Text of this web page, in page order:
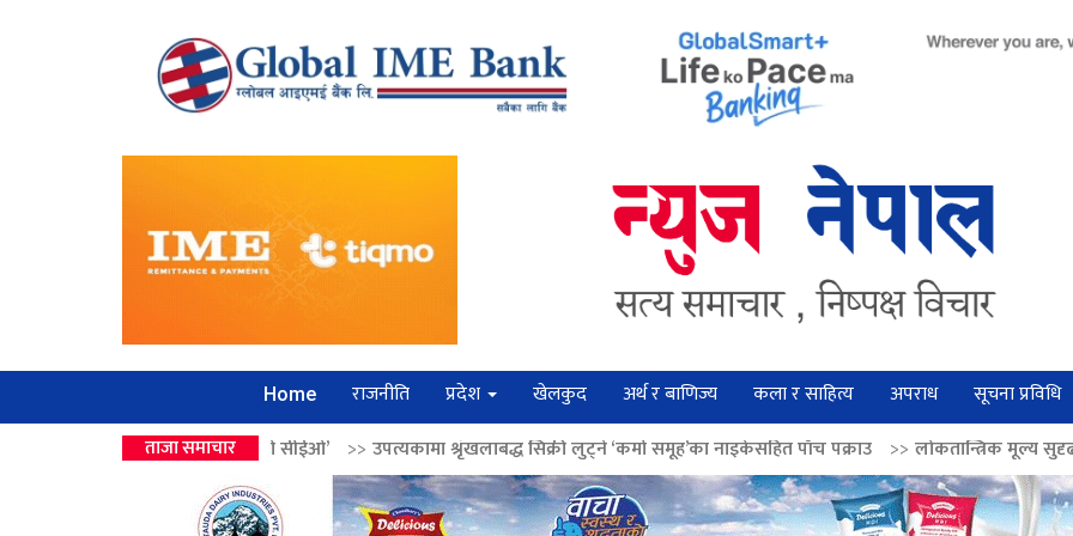
Home राजनीति प्रदेश खेलकुद अर्थ र बाणिज्य कला र साहित्य अपराध सूचना प्रविधि
ताजा समाचार
‘लगानी बोर्डको सीईओ’ >>उपत्यकामा श्रृंखलाबद्ध सिक्री लुट्ने ‘कर्मा समूह’का नाइकेसहित पाँच पक्राउ >>लोकतान्त्रिक मूल्य सुदृढ बनाउन अग्रज नेताको